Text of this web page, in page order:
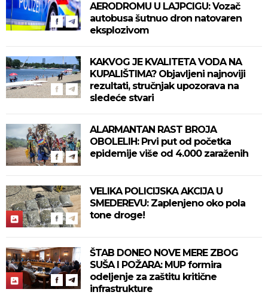
AERODROMU U LAJPCIGU: Vozač
autobusa šutnuo dron natovaren
eksplozivom
KAKVOG JE KVALITETA VODA NA
KUPALIŠTIMA? Objavljeni najnoviji
rezultati, stručnjak upozorava na
sledeće stvari
ALARMANTAN RAST BROJA
OBOLELIH: Prvi put od početka
epidemije više od 4.000 zaraženih
VELIKA POLICIJSKA AKCIJA U
SMEDEREVU: Zaplenjeno oko pola
tone droge!
ŠTAB DONEO NOVE MERE ZBOG
SUŠA I POŽARA: MUP formira
odeljenje za zaštitu kritične
infrastrukture